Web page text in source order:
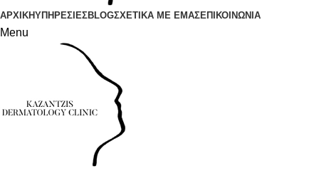
ΑΡΧΙΚΗΥΠΗΡΕΣΙΕΣBLOGΣΧΕΤΙΚΑ ΜΕ ΕΜΑΣΕΠΙΚΟΙΝΩΝΙΑ
Menu